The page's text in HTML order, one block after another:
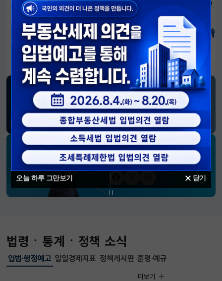
오늘 하루 그만보기 닫기
알림판
국민이 만든 대전환의 길-회복과 도약, 모두의 1년
재정경제부 SNS 소식
블로그페이스북트위터(X)유튜브인스타그램
소통하는 경제 리더 구윤철 장관의
SNS 채널
법령ㆍ통계ㆍ정책 소식
입법·행정예고
선택됨
입법·행정예고
더보기
일일경제지표 정책게시판 훈령·예규